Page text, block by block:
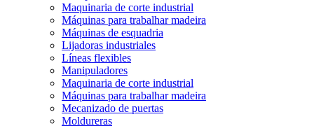
Maquinaria de corte industrial
Máquinas para trabalhar madeira
Máquinas de esquadria
Lijadoras industriales
Líneas flexibles
Manipuladores
Maquinaria de corte industrial
Máquinas para trabalhar madeira
Mecanizado de puertas
Moldureras